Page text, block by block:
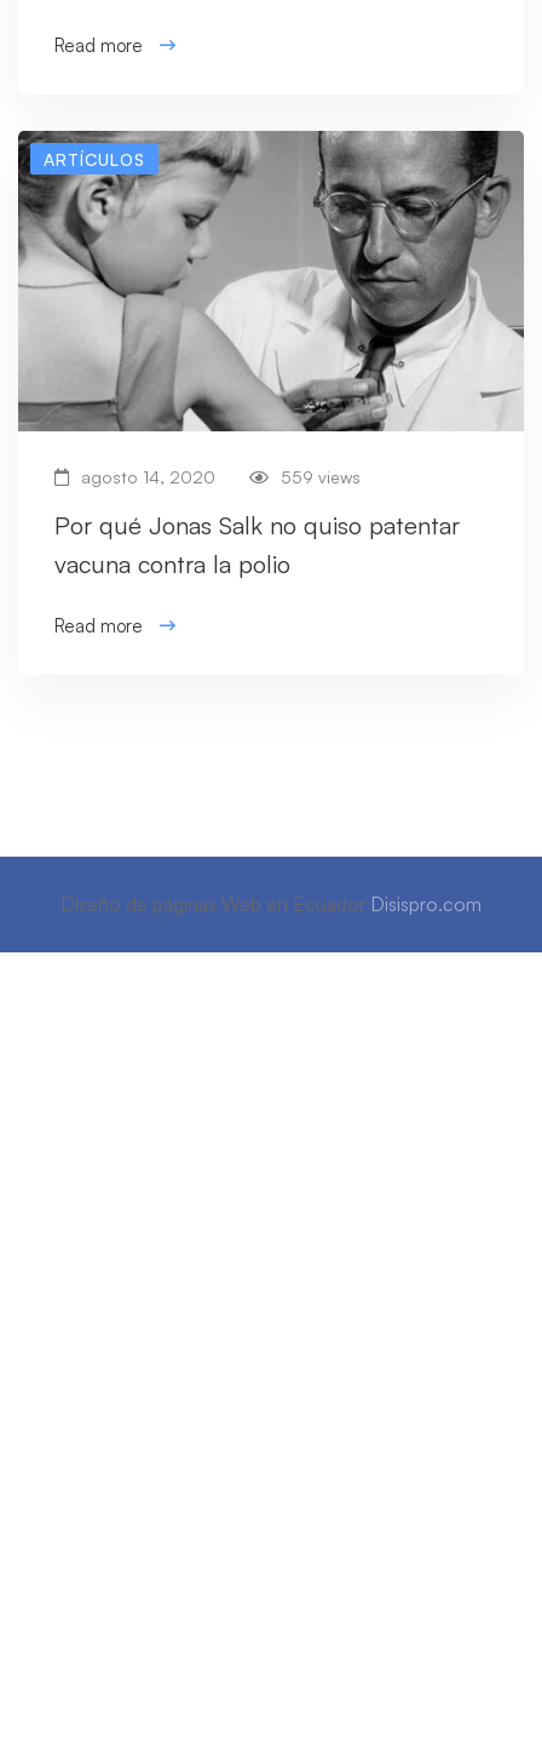
Read more
ARTÍCULOS
agosto 14, 2020 559 views
Por qué Jonas Salk no quiso patentar
vacuna contra la polio
Read more
Diseño de páginas Web en Ecuador Disispro.com